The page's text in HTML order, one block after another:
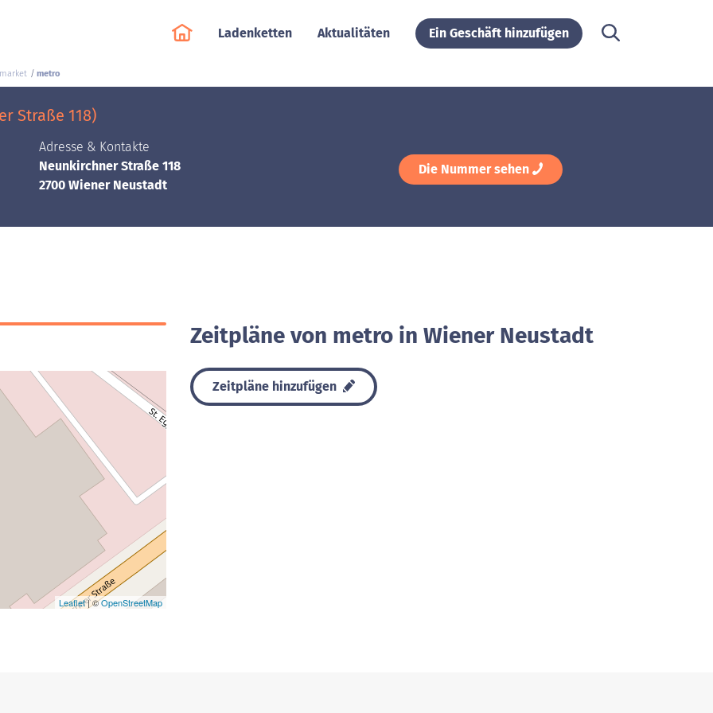
Ladenketten Aktualitäten Ein Geschäft hinzufügen
metro
Straße 118)
Adresse & Kontakte
Neunkirchner Straße 118
2700 Wiener Neustadt
Die Nummer sehen
Leaflet| ©OpenStreetMap
Zeitpläne von metro in Wiener Neustadt
Zeitpläne hinzufügen